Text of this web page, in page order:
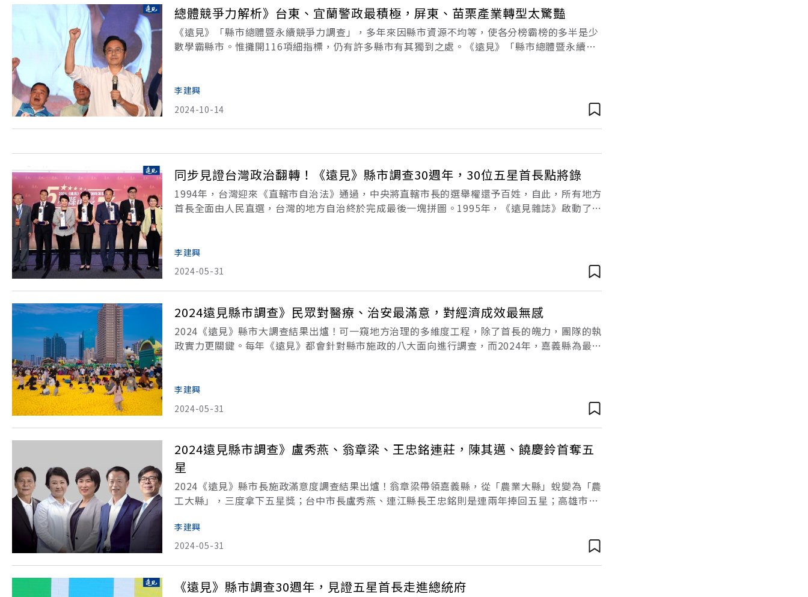
總體競爭力解析》台東、宜蘭警政最積極，屏東、苗栗產業轉型太驚豔
《遠見》「縣市總體暨永續競爭力調查」，多年來因縣市資源不均等，使各分榜霸榜的多半是少
數學霸縣市。惟攤開116項細指標，仍有許多縣市有其獨到之處。《遠見》「縣市總體暨永續競
李建興
2024-10-14
同步見證台灣政治翻轉！《遠見》縣市調查30週年，30位五星首長點將錄
1994年，台灣迎來《直轄市自治法》通過，中央將直轄市長的選舉權還予百姓，自此，所有地方
首長全面由人民直選，台灣的地方自治終於完成最後一塊拼圖。1995年，《遠見雜誌》啟動了台
李建興
2024-05-31
2024遠見縣市調查》民眾對醫療、治安最滿意，對經濟成效最無感
2024《遠見》縣市大調查結果出爐！可一窺地方治理的多維度工程，除了首長的魄力，團隊的執
政實力更關鍵。每年《遠見》都會針對縣市施政的八大面向進行調查，而2024年，嘉義縣為最大
李建興
2024-05-31
2024遠見縣市調查》盧秀燕、翁章梁、王忠銘連莊，陳其邁、饒慶鈴首奪五
星
2024《遠見》縣市長施政滿意度調查結果出爐！翁章梁帶領嘉義縣，從「農業大縣」蛻變為「農
工大縣」，三度拿下五星獎；台中市長盧秀燕、連江縣長王忠銘則是連兩年捧回五星；高雄市長
動城市改變，讓人民有感」已成為施政成績高分的
李建興
2024-05-31
《遠見》縣市調查30週年，見證五星首長走進總統府